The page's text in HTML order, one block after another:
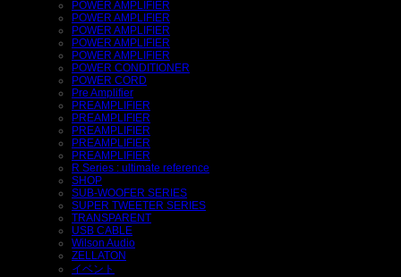
POWER AMPLIFIER
POWER AMPLIFIER
POWER AMPLIFIER
POWER AMPLIFIER
POWER AMPLIFIER
POWER CONDITIONER
POWER CORD
Pre Amplifier
PREAMPLIFIER
PREAMPLIFIER
PREAMPLIFIER
PREAMPLIFIER
PREAMPLIFIER
R Series : ultimate reference
SHOP
SUB-WOOFER SERIES
SUPER TWEETER SERIES
TRANSPARENT
USB CABLE
Wilson Audio
ZELLATON
イベント